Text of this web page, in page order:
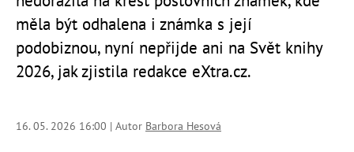
měla být odhalena i známka s její
podobiznou, nyní nepřijde ani na Svět knihy
2026, jak zjistila redakce eXtra.cz.
16. 05. 2026 16:00 | Autor Barbora Hesová